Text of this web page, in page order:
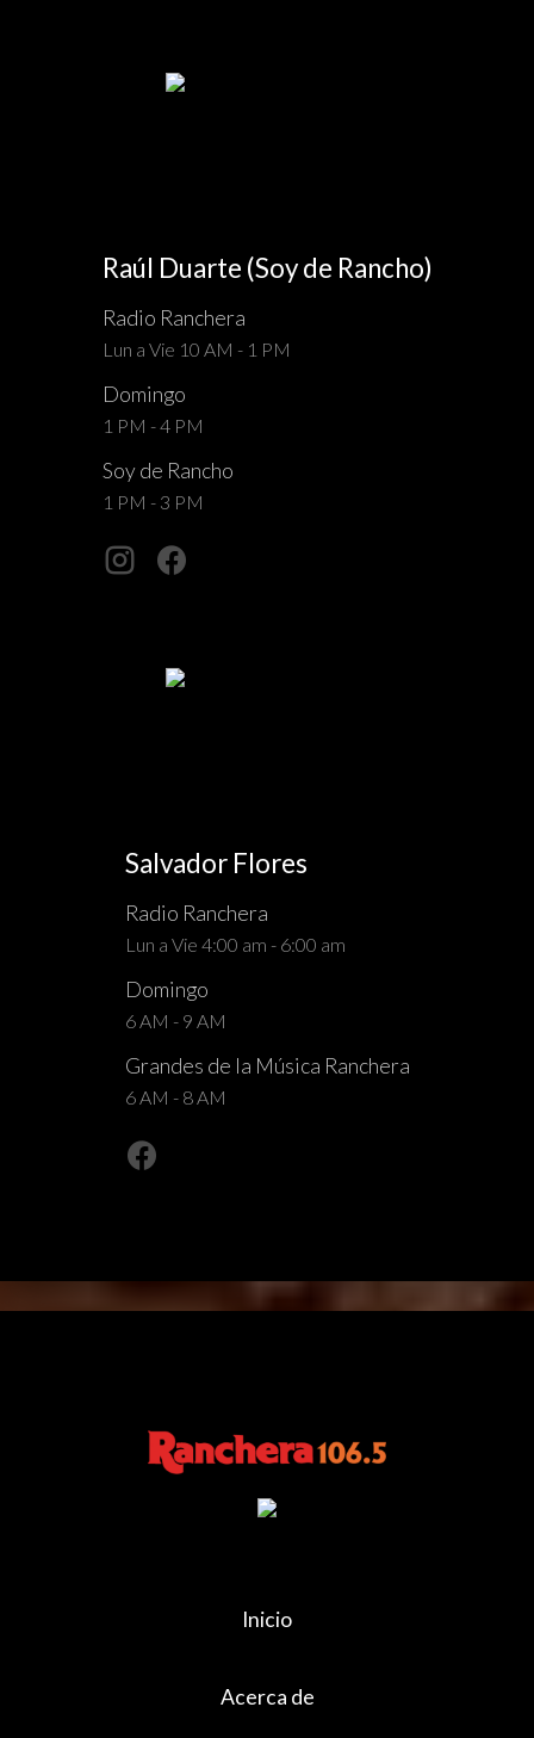
Raúl Duarte (Soy de Rancho)
Radio Ranchera
Lun a Vie 10 AM - 1 PM
Domingo
1 PM - 4 PM
Soy de Rancho
1 PM - 3 PM
Salvador Flores
Radio Ranchera
Lun a Vie 4:00 am - 6:00 am
Domingo
6 AM - 9 AM
Grandes de la Música Ranchera
6 AM - 8 AM
Inicio
Acerca de